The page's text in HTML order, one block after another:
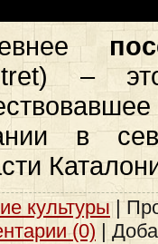
–
в
культуры|
(0) |